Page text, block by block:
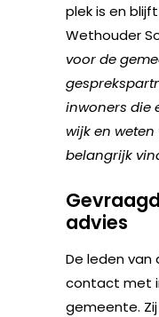
plek is en
Wethouder
voor de
inwoners die
wijk en
belangrijk
advies
De leden van
contact met
gemeente.